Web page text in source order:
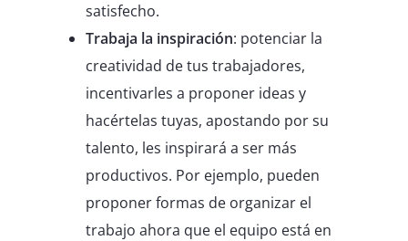
satisfecho.
Trabaja la inspiración: potenciar la
creatividad de tus trabajadores,
incentivarles a proponer ideas y
hacértelas tuyas, apostando por su
talento, les inspirará a ser más
productivos. Por ejemplo, pueden
proponer formas de organizar el
trabajo ahora que el equipo está en